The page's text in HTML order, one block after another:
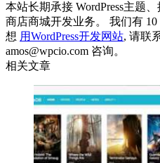
本站长期承接 WordPress主题
商店商城开发业务。 我们有 10
想 用WordPress开发网站, 请联
amos@wpcio.com 咨询。
相关文章